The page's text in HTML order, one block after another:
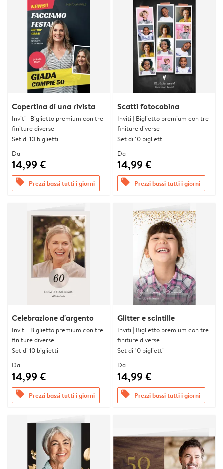
Copertina di una rivista
Inviti | Biglietto premium con tre
finiture diverse
Set di 10 biglietti
Da
14,99 €
offers Prezzi bassi tutti i giorni
Scatti fotocabina
Inviti | Biglietto premium con tre
finiture diverse
Set di 10 biglietti
Da
14,99 €
offers Prezzi bassi tutti i giorni
Celebrazione d'argento
Inviti | Biglietto premium con tre
finiture diverse
Set di 10 biglietti
Da
14,99 €
offers Prezzi bassi tutti i giorni
Glitter e scintille
Inviti | Biglietto premium con tre
finiture diverse
Set di 10 biglietti
Da
14,99 €
offers Prezzi bassi tutti i giorni